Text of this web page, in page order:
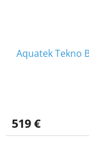
Aquatek Tekno
519 €